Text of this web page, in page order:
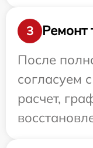
3
Ремонт
После
согласуем
расчет,